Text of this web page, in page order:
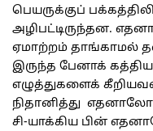
பெயருக்குப்
அழிபட்டிருந்தன.
ஏமாற்றம் தாங்காமல்
இருந்த பேனாக்
எழுத்துகளைக்
நிதானித்து எதனாலோ
சி-யாக்கிய பின்